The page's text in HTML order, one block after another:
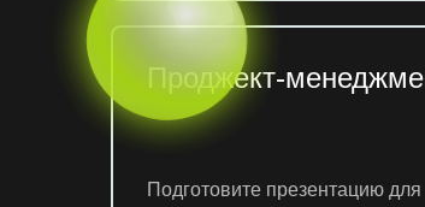
Проджект-
Подготовите презентацию для